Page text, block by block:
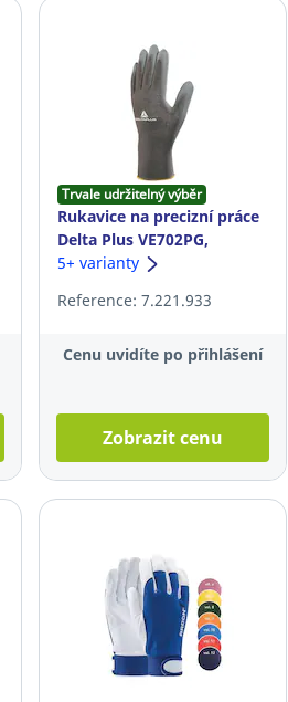
Trvale udržitelný výběr
Rukavice na precizní práce
Delta Plus VE702PG,
velikost 9, šedé, 12 párů
5+ varianty
Reference: 7.221.933
Cenu uvidíte po přihlášení
Zobrazit cenu